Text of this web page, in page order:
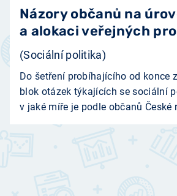
Názory občanů na
a alokaci veřejných
(Sociální politika)
Do šetření probíhajícího od konce
blok otázek týkajících se sociální
v jaké míře je podle občanů